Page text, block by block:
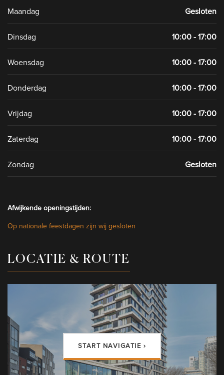
Maandag Gesloten
Dinsdag 10:00 - 17:00
Woensdag 10:00 - 17:00
Donderdag 10:00 - 17:00
Vrijdag 10:00 - 17:00
Zaterdag 10:00 - 17:00
Zondag Gesloten
Afwijkende openingstijden:
Op nationale feestdagen zijn wij gesloten
LOCATIE & ROUTE
START NAVIGATIE ›